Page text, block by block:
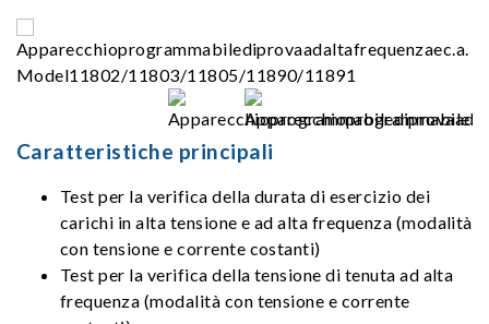
Caratteristiche principali
Test per la verifica della durata di esercizio dei
carichi in alta tensione e ad alta frequenza (modalità
con tensione e corrente costanti)
Test per la verifica della tensione di tenuta ad alta
frequenza (modalità con tensione e corrente